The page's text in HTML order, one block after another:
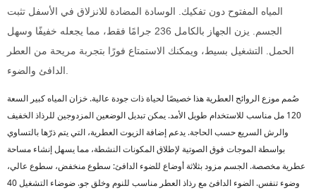
المياه المفتوح دون تفكيك. الوسادة المضادة للانزلاق في الأسفل تثبت
الجسم. يزن الجهاز بالكامل 236 جرامًا فقط، مما يجعله خفيفًا وسهل
الحمل. التشغيل بسيط، ويمكنك الاستمتاع فورًا بتجربة مريحة من العطر
صُمم موزع الروائح العطرية هذا خصيصًا لحياة ذات جودة عالية. خزان المياه كبير السعة
120 مل مناسب للاستخدام طويل الأمد. يمكن تبديل الوضعين المزدوجين للرذاذ الخفيف
والرش السريع حسب الحاجة. يدعم إضافة الزيوت العطرية، التي يتم ذرّها بالتساوي
بواسطة الموجات فوق الصوتية لإطلاق المكونات النشطة، مما يسهل إنشاء مساحة
عطرية مخصصة. الجسم مزود بثلاثة أوضاع للضوء الدافئ: سطوع منخفض، سطوع عالي،
وضوء تنفس. الضوء الدافئ مع رذاذ العطر مناسب للنوم وخلق جو. ضوضاء التشغيل 40